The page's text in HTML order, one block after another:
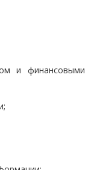
и финансовыми